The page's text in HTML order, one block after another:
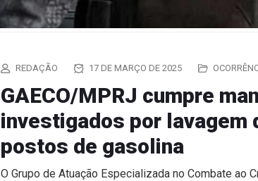
REDAÇÃO 17 DE MARÇO DE 2025
GAECO/MPRJ cumpre
investigados por lavagem
postos de gasolina
O Grupo de Atuação Especializada no Combate ao